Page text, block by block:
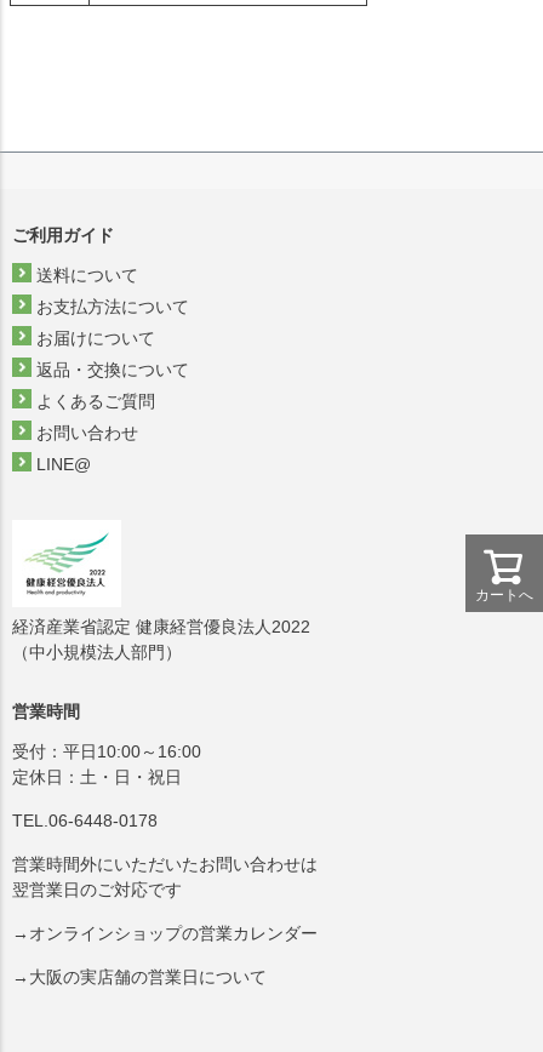
カートへ
ご利用ガイド
送料について
お支払方法について
お届けについて
返品・交換について
よくあるご質問
お問い合わせ
LINE@
経済産業省認定 健康経営優良法人2022
（中小規模法人部門）
営業時間
受付：平日10:00～16:00
定休日：土・日・祝日
TEL.06-6448-0178
営業時間外にいただいたお問い合わせは
翌営業日のご対応です
→オンラインショップの営業カレンダー
→大阪の実店舗の営業日について